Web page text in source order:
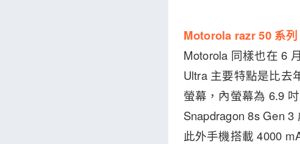
Motorola razr 50 系列
Motorola 同樣也在 6
Ultra 主要特點是比去
螢幕，內螢幕為 6.9
Snapdragon 8s Gen
此外手機搭載 4000